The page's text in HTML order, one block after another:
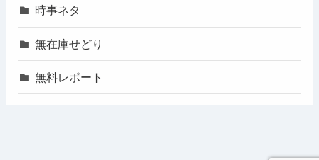
時事ネタ
無在庫せどり
無料レポート